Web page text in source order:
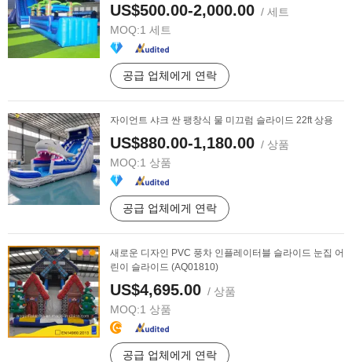
US$500.00-2,000.00 / 세트
MOQ:1 세트
공급 업체에게 연락
자이언트 샤크 싼 팽창식 물 미끄럼 슬라이드 22ft 상용
US$880.00-1,180.00 / 상품
MOQ:1 상품
공급 업체에게 연락
새로운 디자인 PVC 풍차 인플레이터블 슬라이드 눈집 어
린이 슬라이드 (AQ01810)
US$4,695.00 / 상품
MOQ:1 상품
공급 업체에게 연락